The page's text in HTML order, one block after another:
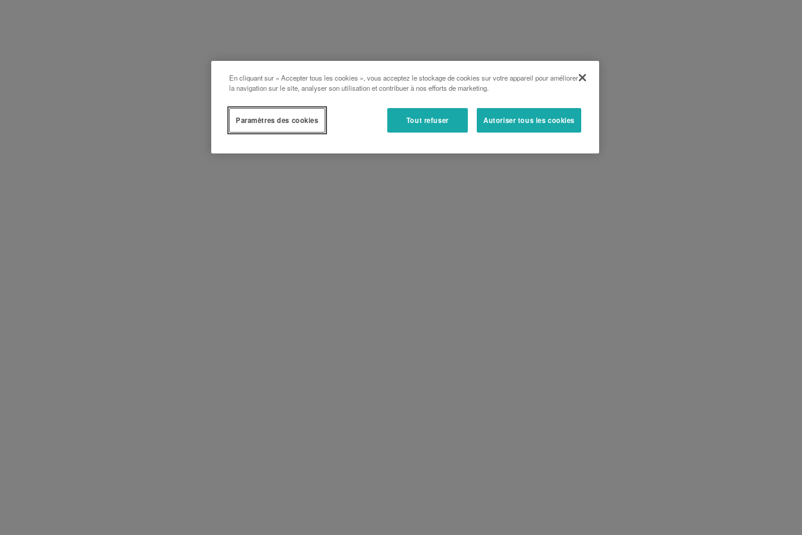
En cliquant sur « Accepter tous les cookies », vous acceptez le stockage de cookies sur votre appareil pour améliorer
la navigation sur le site, analyser son utilisation et contribuer à nos efforts de marketing.
Tout refuser Autoriser tous les cookies
Paramètres des cookies